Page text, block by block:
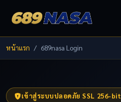
หน้าแรก 689nasa Login
เข้าสู่ระบบปลอดภัย SSL 256-bit